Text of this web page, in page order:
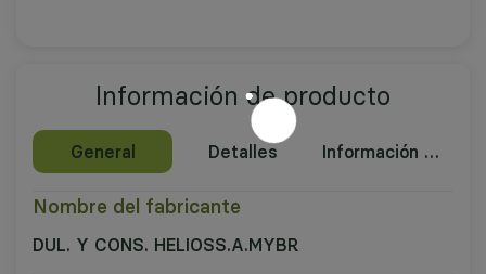
Información de producto
General Detalles Información nutricional
Nombre del fabricante
DUL. Y CONS. HELIOSS.A.MYBR